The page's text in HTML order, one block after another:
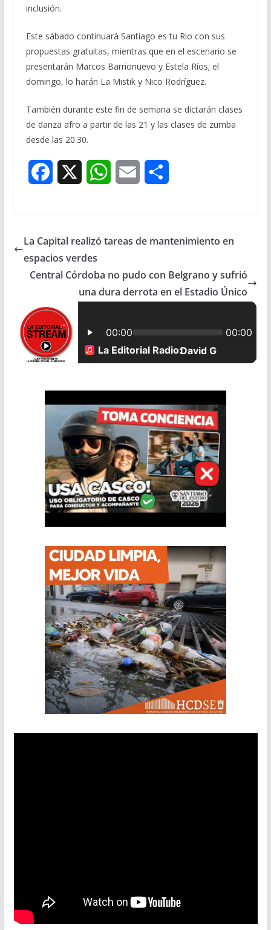
inclusión.
Este sábado continuará Santiago es tu Rio con sus
propuestas gratuitas, mientras que en el escenario se
presentarán Marcos Barrionuevo y Estela Ríos; el
domingo, lo harán La Mistik y Nico Rodríguez.
También durante este fin de semana se dictarán clases
de danza afro a partir de las 21 y las clases de zumba
desde las 20.30.
e
o
k
W
t
A
i
l
r
e
La Capital realizó tareas de mantenimiento en
espacios verdes
Central Córdoba no pudo con Belgrano y sufrió
una dura derrota en el Estadio Único